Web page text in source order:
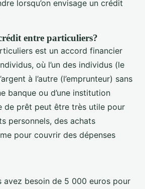
lorsqu’on envisage un crédit
entre particuliers?
est un accord financier
où l’un des individus (le
à l’autre (l’emprunteur) sans
banque ou d’une institution
de prêt peut être très utile pour
personnels, des achats
pour couvrir des dépenses
avez besoin de 5 000 euros pour